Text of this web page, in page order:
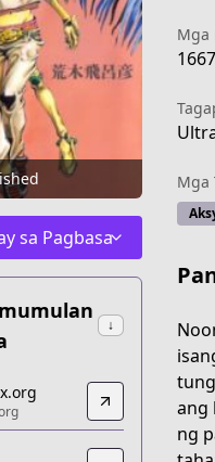
sa Pagbasa
↓
title/7a9d76c3-
Mga
Mga
ang
ng